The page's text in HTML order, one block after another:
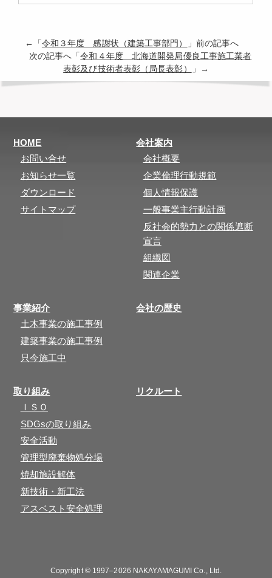
←「 令和３年度 感謝状（建築工事部門）
」前の記事へ
次の記事へ「令和４年度 北海道開発局優良工事施工業者
表彰及び技術者表彰（局長表彰）
」→
HOME
お問い合せ
お知らせ一覧
ダウンロード
サイトマップ
会社案内
会社概要
企業倫理行動規範
個人情報保護
一般事業主行動計画
反社会的勢力との関係遮断
宣言
組織図
関連企業
事業紹介
土木事業の施工事例
建築事業の施工事例
只今施工中
会社の歴史
取り組み
ＩＳＯ
SDGsの取り組み
安全活動
管理型廃棄物処分場
焼却施設解体
新技術・新工法
アスベスト安全処理
リクルート
Copyright © 1997–2026 NAKAYAMAGUMI Co., Ltd.